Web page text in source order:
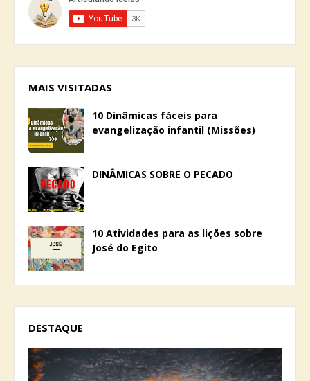
MAIS VISITADAS
10 Dinâmicas fáceis para
evangelização infantil (Missões)
DINÂMICAS SOBRE O PECADO
10 Atividades para as lições sobre
José do Egito
DESTAQUE